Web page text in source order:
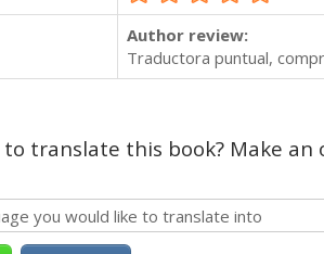
Author review:
Traductora puntual,
to translate this book? Make